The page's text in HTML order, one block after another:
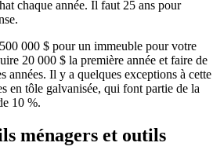
chaque année. Il faut 25 ans pour
000 $ pour un immeuble pour votre
20 000 $ la première année et faire de
années. Il y a quelques exceptions à cette
en tôle galvanisée, qui font partie de la
10 %.
ménagers et outils